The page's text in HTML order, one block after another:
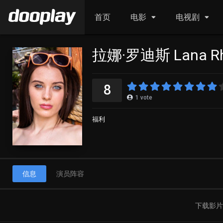
首页 电影 电视剧
拉娜·罗迪斯 Lana
8 1 vote
福利
信息 演员阵容
下载影